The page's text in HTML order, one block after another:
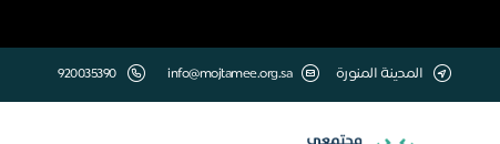
المدينة المنورة info@mojtamee.org.sa
920035390